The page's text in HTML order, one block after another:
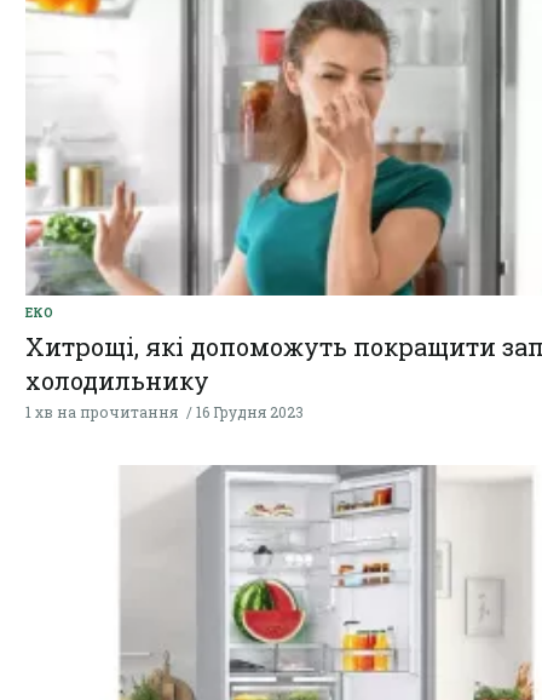
ЕКО
Хитрощі, які допоможуть покращити
холодильнику
1 хв на прочитання 16 Грудня 2023